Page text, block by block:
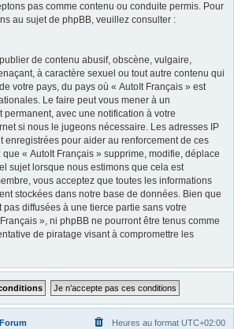
pas comme contenu ou conduite permis. Pour
au sujet de phpBB, veuillez consulter :
de contenu abusif, obscène, vulgaire,
à caractère sexuel ou tout autre contenu qui
votre pays, du pays où « AutoIt Français » est
Le faire peut vous mener à un
permanent, avec une notification à votre
si nous le jugeons nécessaire. Les adresses IP
enregistrées pour aider au renforcement de ces
« AutoIt Français » supprime, modifie, déplace
sujet lorsque nous estimons que cela est
vous acceptez que toutes les informations
stockées dans notre base de données. Bien que
diffusées à une tierce partie sans votre
», ni phpBB ne pourront être tenus comme
de piratage visant à compromettre les
Forum Heures au format UTC+02:00